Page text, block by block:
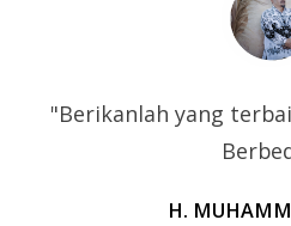
"Berikanlah yang
H.